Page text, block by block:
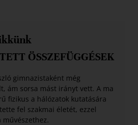
ÖSSZEFÜGGÉSEK
gimnazistaként még
ám sorsa mást irányt vett. A ma
fizikus a hálózatok kutatására
fel szakmai életét, ezzel
művészethez.